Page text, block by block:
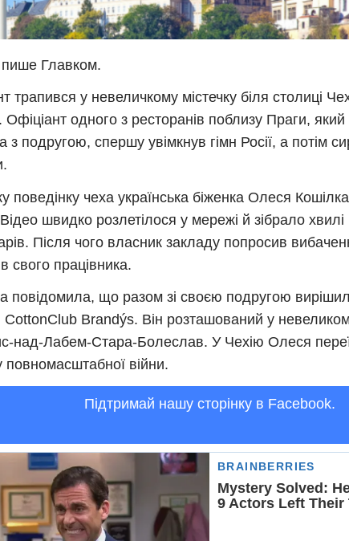
Главком.
трапився у невеличкому містечку біля столиці
Офіціант одного з ресторанів поблизу Праги, який
з подругою, спершу увімкнув гімн Росії, а потім
поведінку чеха українська біженка Олеся
швидко розлетілося у мережі й зібрало хвилі
Після чого власник закладу попросив
свого працівника.
повідомила, що разом зі своєю подругою
CottonClub Brandýs. Він розташований у
над-Лабем-Стара-Болеслав. У Чехію Олеся
повномасштабної війни.
Підтримай нашу сторінку в Facebook.